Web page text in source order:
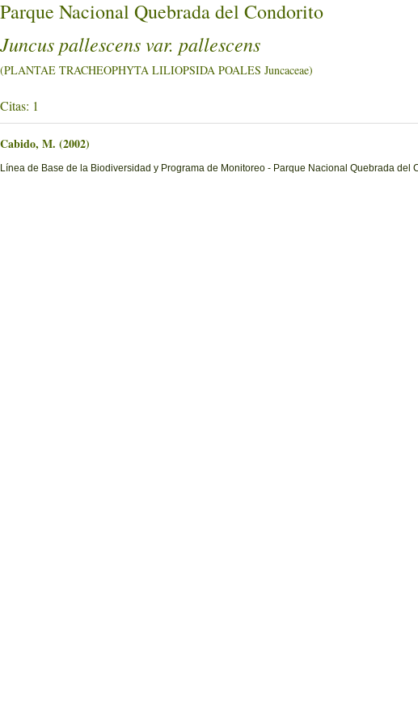
Parque Nacional Quebrada del Condorito
Juncus pallescens var. pallescens
(PLANTAE TRACHEOPHYTA LILIOPSIDA POALES Juncaceae)
Citas: 1
Cabido, M. (2002)
Línea de Base de la Biodiversidad y Programa de Monitoreo - Parque Nacional Quebrada